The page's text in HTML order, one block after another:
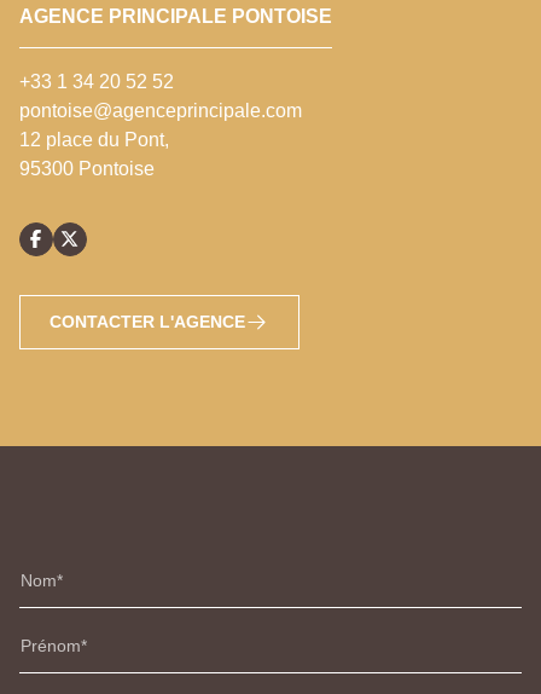
AGENCE PRINCIPALE PONTOISE
+33 1 34 20 52 52
pontoise@agenceprincipale.com
12 place du Pont,
95300 Pontoise
CONTACTER L'AGENCE
Nom
Prénom